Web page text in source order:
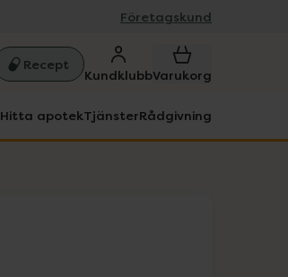
Företagskund
Recept
KundklubbVarukorg
Hitta apotekTjänsterRådgivning